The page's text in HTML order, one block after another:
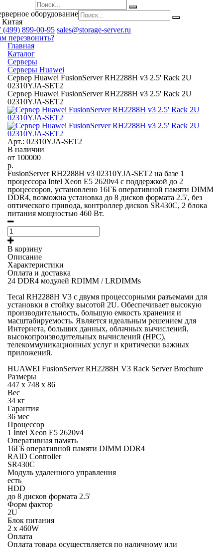
оборудование
Китая
(499) 899-00-95 sales@storage-server.ru
перезвонить?
Главная
Каталог
Серверы
Серверы Huawei
Сервер Huawei FusionServer RH2288H v3 2.5' Rack 2U
02310YJA-SET2
Сервер Huawei FusionServer RH2288H v3 2.5' Rack 2U
02310YJA-SET2
Арт.: 02310YJA-SET2
В наличии
от 100000
р.
FusionServer RH2288H v3 02310YJA-SET2 на базе 1
процессора Intel Xeon E5 2620v4 с поддержкой до 2
процессоров, установлено 16ГБ оперативной памяти DIMM
DDR4, возможна установка до 8 дисков формата 2.5', без
оптического привода, контроллер дисков SR430C, 2 блока
питания мощностью 460 Вт.
В корзину
Описание
Характеристики
Оплата и доставка
24 DDR4 модулей RDIMM / LRDIMMs
Tecal RH2288H V3 с двумя процессорными разъемами для
установки в стойку высотой 2U. Обеспечивает высокую
производительность, большую емкость хранения и
масштабируемость. Является идеальным решением для
Интернета, больших данных, облачных вычислений,
высокопроизводительных вычислений (HPC),
телекоммуникационных услуг и критически важных
приложений.
HUAWEI FusionServer RH2288H V3 Rack Server Brochure
Размеры
447 x 748 x 86
Вес
34 кг
Гарантия
36 мес
Процессор
1 Intel Xeon E5 2620v4
Оперативная память
16ГБ оперативной памяти DIMM DDR4
RAID Controller
SR430C
Модуль удаленного управления
есть
HDD
до 8 дисков формата 2.5'
Форм фактор
2U
Блок питания
2 х 460W
Оплата
Оплата товара осуществляется по наличному или